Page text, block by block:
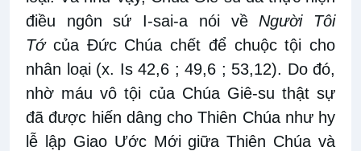
điều ngôn sứ I-sai-a nói vềNgười Tôi
Tớcủa Đức Chúa chết để chuộc tội cho
nhân loại (x. Is 42,6 ; 49,6 ; 53,12). Do đó,
nhờ máu vô tội của Chúa Giê-su thật sự
đã được hiến dâng cho Thiên Chúa như hy
lễ lập Giao Ước Mới giữa Thiên Chúa và